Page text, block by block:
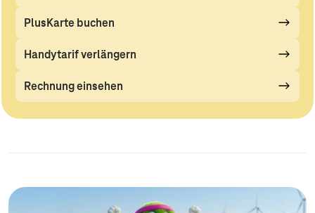
PlusKarte buchen
Handytarif verlängern
Rechnung einsehen